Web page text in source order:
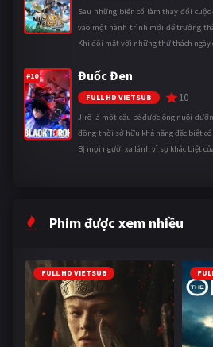
Sau những biến cố làm thay đổi
vào một hành trình mới để trưởng
Khi đối mặt với những thử thách ngày
#10 Đuốc Đen
FULL HD VIETSUB 10
Jirô là một cậu bé được ông nuôi
đồng thời sở hữu khả năng đặc biệt
Bị mọi người xa lánh vì sự khác biệt
Phim được xem nhiều
FULL HD VIETSUB